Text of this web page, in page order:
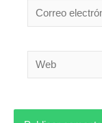
Correo
electrónico*
Web